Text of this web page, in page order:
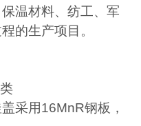
温材料、纺工、军
的生产项目。
采用16MnR钢板，